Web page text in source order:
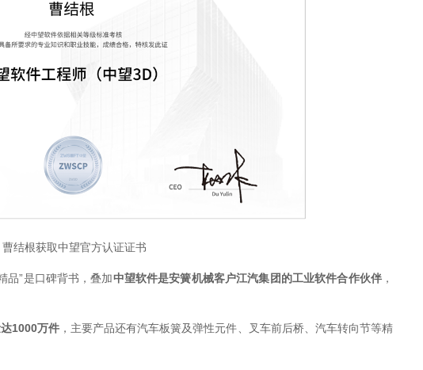
曹结根获取中望官方认证证书
品”是口碑背书，叠加中望软件是安簧机械客户江汽集团的工业软件合作伙伴 ，
1000万件，主要产品还有汽车板簧及弹性元件、叉车前后桥、汽车转向节等精